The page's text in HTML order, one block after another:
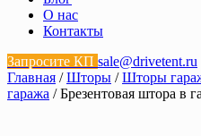
О нас
Контакты
Запросите КП sale@drivetent.ru
Главная /Шторы /Шторы
гаража / Брезентовая штора в